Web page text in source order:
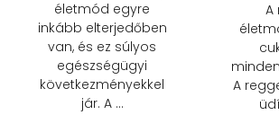
életmód egyre
inkább elterjedőben
van, és ez súlyos
egészségügyi
következményekkel
jár. A …
A
A